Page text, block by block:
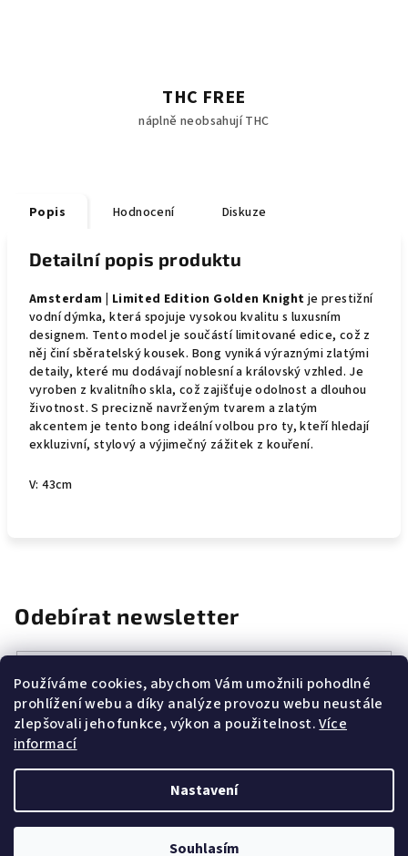
Používáme cookies, abychom Vám umožnili pohodlné
prohlížení webu a díky analýze provozu webu neustále
zlepšovali jeho funkce, výkon a použitelnost.Více
informací
Nastavení
Souhlasím
THC FREE
náplně neobsahují THC
Popis Hodnocení Diskuze
Detailní popis produktu
Amsterdam | Limited Edition Golden Knightje prestižní
vodní dýmka, která spojuje vysokou kvalitu s luxusním
designem. Tento model je součástí limitované edice, což z
něj činí sběratelský kousek. Bong vyniká výraznými zlatými
detaily, které mu dodávají noblesní a královský vzhled. Je
vyroben z kvalitního skla, což zajišťuje odolnost a dlouhou
životnost. S precizně navrženým tvarem a zlatým
akcentem je tento bong ideální volbou pro ty, kteří hledají
exkluzivní, stylový a výjimečný zážitek z kouření.
V: 43cm
Odebírat newsletter
Vložením e-mailu souhlasíte spodmínkami ochrany osobních
údajů